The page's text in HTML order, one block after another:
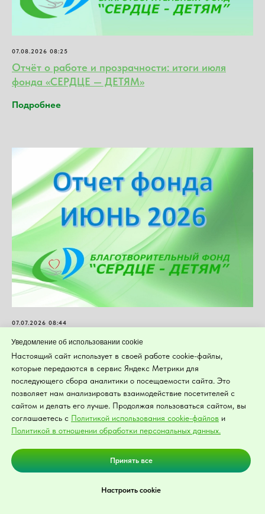
07.08.2026 08:25
Отчёт о работе и прозрачности: итоги июля
фонда «СЕРДЦЕ — ДЕТЯМ»
Подробнее
07.07.2026 08:44
Отчет за июнь 2026
Пожертвования, передача товарно-материальных ценностей,
проведение мер ...
Подробнее
Уведомление об использовании cookies
Это позволяет нам анализировать взаимодействие посетителей с
сайтом и делать его лучше. Продолжая пользоваться сайтом, вы
соглашаетесь с Политикой использования cookie-файлов и
Политикой в отношении обработки персональных данных.
Принять все
Настроить cookie
Уведомление об использовании cookie
Настоящий сайт использует в своей работе cookie-файлы,
которые передаются в сервис Яндекс Метрики для
последующего сбора аналитики о посещаемости сайта. Это
позволяет нам анализировать взаимодействие посетителей с
сайтом и делать его лучше. Продолжая пользоваться сайтом, вы
соглашаетесь с Политикой использования cookie-файлов и
Политикой в отношении обработки персональных данных.
Принять все
Настроить cookie